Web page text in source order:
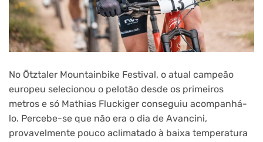
No Ötztaler Mountainbike Festival, o atual campeão
europeu selecionou o pelotão desde os primeiros
metros e só Mathias Fluckiger conseguiu acompanhá-
lo. Percebe-se que não era o dia de Avancini,
provavelmente pouco aclimatado à baixa temperatura